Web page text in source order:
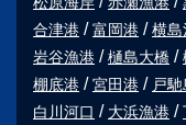
合津港
富岡港 横島
岩谷漁港
樋島大橋
棚底港
宮田港 戸馳
白川河口
大浜漁港